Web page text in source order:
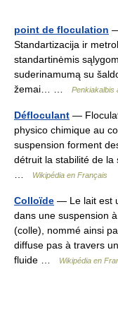
point de floculation
Standartizacija ir
standartinėmis
suderinamumą su
žemai… …
Penkiakalbis
Défloculant —
physico chimique au
suspension forment
détruit la stabilité de la
Wikipédia en Français
Colloïde — Le lait est
dans une suspension
(colle), nommé ainsi
diffuse pas à travers
fluide …
Wikipédia en